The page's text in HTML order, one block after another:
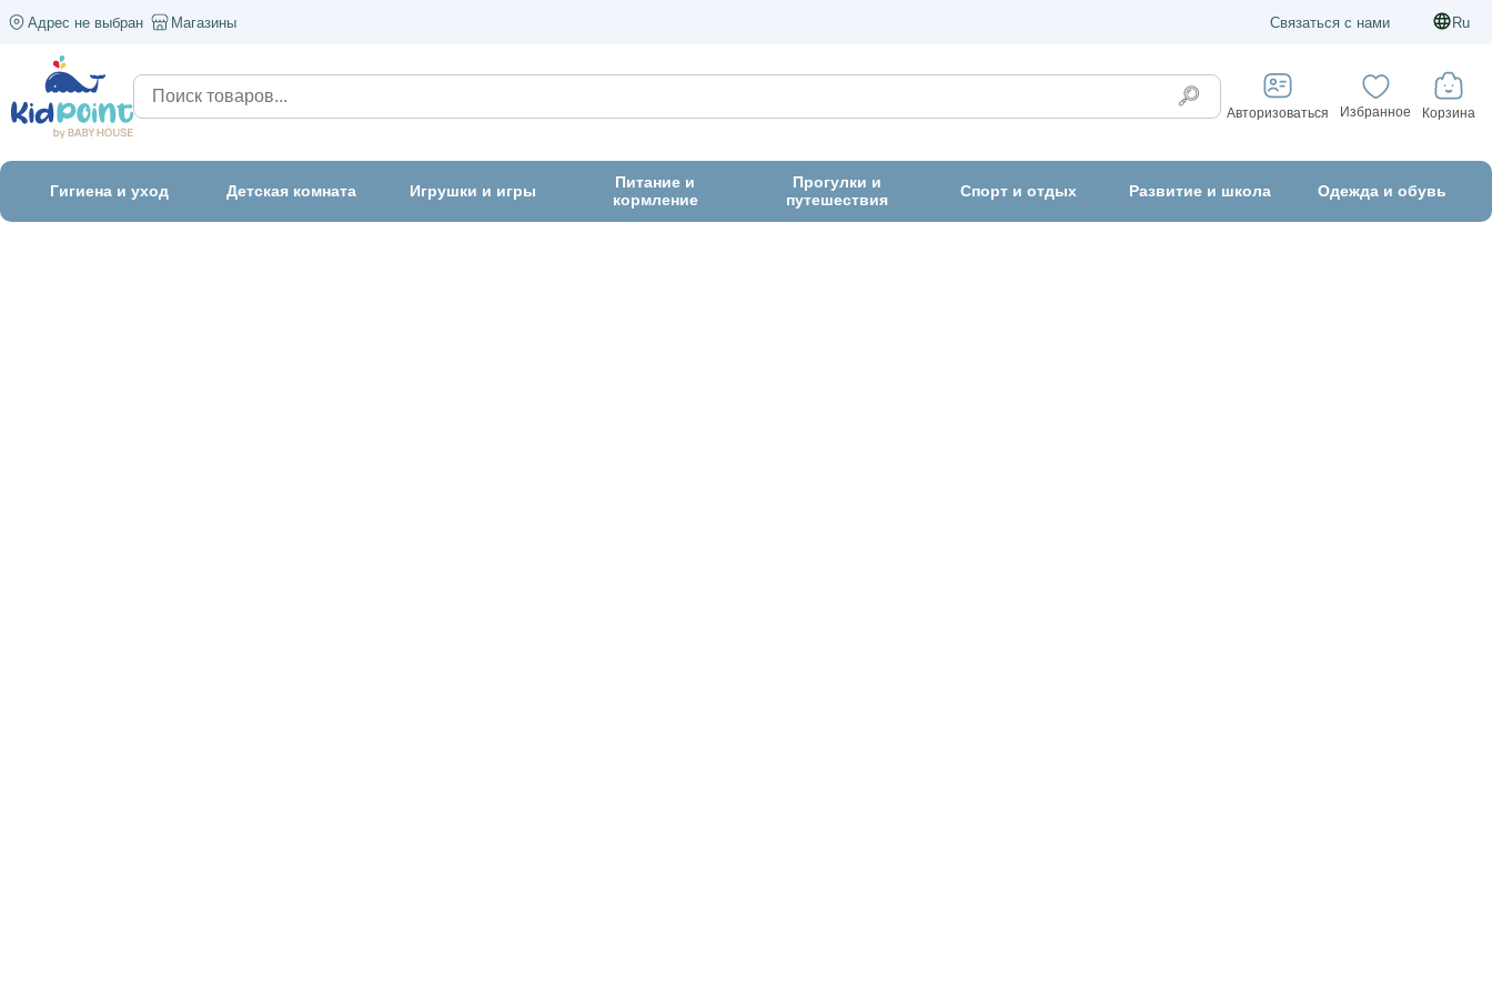
Адрес не выбран Магазины Связаться с нами Ru
Авторизоваться Избранное Корзина
Гигиена и уход Детская комната Игрушки и игры
Питание и
кормление
Прогулки и
путешествия
Спорт и отдых Развитие и школа Одежда и обувь